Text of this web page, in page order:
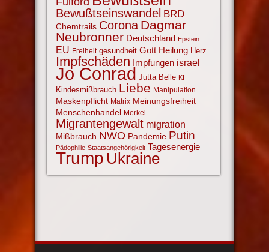
Bewußtseinswandel BRD
Chemtrails Corona Dagmar
Neubronner Deutschland Epstein
EU Freiheit gesundheit Gott Heilung Herz
Impfschäden Impfungen israel
Jo Conrad Jutta Belle KI
Kindesmißbrauch Liebe Manipulation
Maskenpflicht Matrix Meinungsfreiheit
Menschenhandel Merkel
Migrantengewalt migration
Mißbrauch NWO Pandemie Putin
Pädophilie Staatsangehörigkeit Tagesenergie
Trump Ukraine